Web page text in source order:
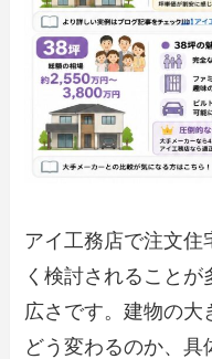
アイ工務店で注文住
く検討されること
広さです。建物の
どう変わるのか、